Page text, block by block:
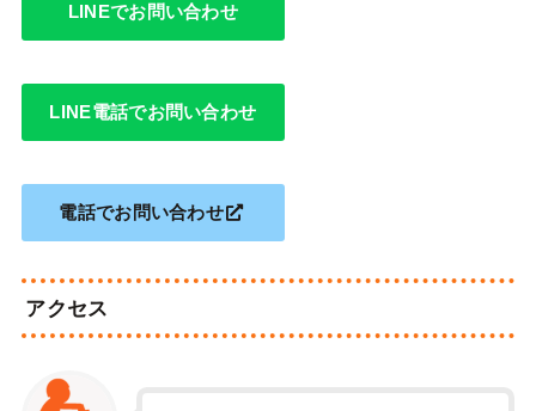
LINEでお問い合わせ
LINE電話でお問い合わせ
電話でお問い合わせ
アクセス